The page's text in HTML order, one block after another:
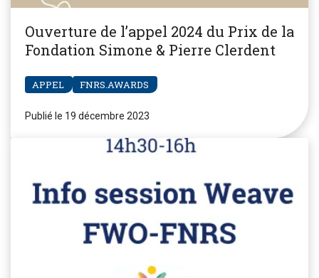
Ouverture de l’appel 2024 du Prix de la
Fondation Simone & Pierre Clerdent
APPEL FNRS.AWARDS
Publié le 19 décembre 2023